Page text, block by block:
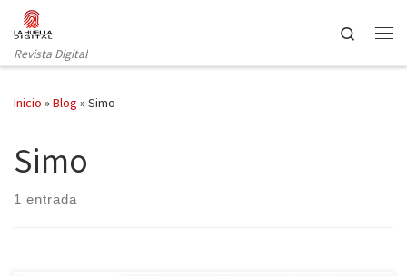
Saltar al contenido
Revista Digital
Search
Inicio »Blog »Simo
Simo
1 entrada